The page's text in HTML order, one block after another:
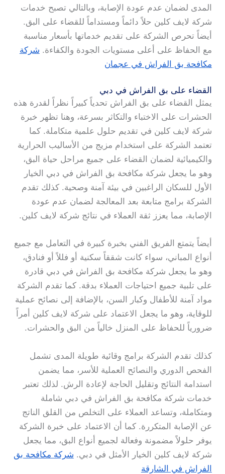
المدى لضمان عدم عودة الإصابة، وبالتالي تصبح خدمات
شركة لايف كلين حلاً دائماً ومستداماً للقضاء على البق.
أيضاً تحرص الشركة على تقديم خدماتها بأسعار مناسبة
مع الحفاظ على أعلى مستويات الجودة والكفاءة. شركة
مكافحة بق الفراش في عجمان
القضاء على بق الفراش في دبي
يمثل القضاء على بق الفراش تحدياً كبيراً نظراً لقدرة هذه
الحشرات على الاختباء والتكاثر بسرعة، وهنا تظهر خبرة
شركة لايف كلين في تقديم حلول علمية متكاملة. كما
تعتمد الشركة على استخدام مزيج من الأساليب الحرارية
والكيميائية لضمان القضاء على جميع مراحل حياة البق،
وهو ما يجعل شركة مكافحة بق الفراش في دبي الخيار
الأول للسكان الراغبين في بيئة آمنة وصحية. كذلك تقدم
الشركة برامج متابعة بعد المعالجة لضمان عدم عودة
الإصابة، مما يعزز ثقة العملاء في نتائج شركة لايف كلين.
أيضاً يتمتع الفريق الفني بخبرة كبيرة في التعامل مع جميع
أنواع المباني، سواء كانت شققاً سكنية أو فللاً أو فنادق،
وهو ما يجعل شركة مكافحة بق الفراش في دبي قادرة
على تلبية جميع احتياجات العملاء بدقة. كما تقدم الشركة
مواد آمنة للأطفال وكبار السن، بالإضافة إلى نصائح عملية
للوقاية، وهو ما يجعل الاعتماد على شركة لايف كلين أمراً
ضرورياً للحفاظ على المنزل خالياً من البق والحشرات.
كذلك تقدم الشركة برامج وقائية طويلة المدى تشمل
الفحص الدوري والنصائح العملية للأسر، مما يضمن
استدامة النتائج وتقليل الحاجة لإعادة الرش. لذلك تعتبر
خدمات شركة مكافحة بق الفراش في دبي شاملة
ومتكاملة، وتساعد العملاء على التخلص من القلق الناتج
عن الإصابة المتكررة. كما أن الاعتماد على خبرة الشركة
يوفر حلولاً مضمونة وفعالة لجميع أنواع البق، مما يجعل
شركة لايف كلين الخيار الأمثل في دبي. شركة مكافحة بق
الفراش في الشارقة